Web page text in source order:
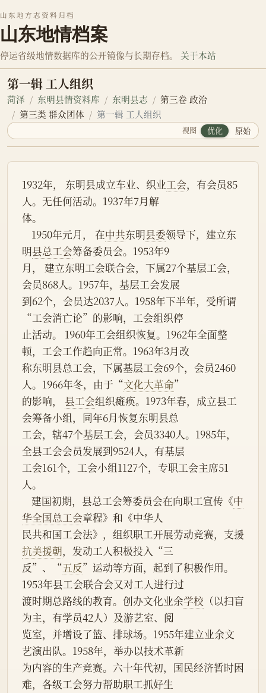
山东地方志资料归档
山东地情档案
停运省级地情数据库的公开镜像与长期存档。 关于本站
第一辑 工人组织
菏泽 东明县情资料库 东明县志
第三卷 政治
第三类 群众团体
第一辑 工人组织
视图 优化 原始
1932年， 东明县成立车业、织业工会，有会员85
人。无任何活动。1937年7月解
体。
    1950年元月， 在
中共东明县委领导下，建立东
明县总工会筹备委员会。1953年9
月， 建立东明工会联合会，下属27个基层工会，
会员868人。1957年，基层工会发展
到62个，会员达2037人。1958年下半年，受所谓
“工会消亡论”的影响，工会组织停
止活动。 1960年工会组织恢复。1962年全面整
顿，工会工作趋向正常。1963年3月改
称东明县总工会，下属基层工会69个，会员2460
人。1966年冬，由于“文化大革命”
的影响， 县工会组织瘫痪。1973年春，成立县工
会筹备小组，同年6月恢复东明县总
工会，辖47个基层工会，会员3340人。1985年，
全县工会会员发展到9524人，有基层
工会161个，工会小组1127个，专职工会主席51
人。
    建国初期，县总工会筹委员会在向职工宣传《
中
华全国总工会章程》和《中华人
民共和国工会法》，组织职工开展劳动竞赛，支援
抗美援朝，发动工人积极投入“三
反”、“五反”运动等方面，起到了积极作用。
1953年县工会联合会又对工人进行过
渡时期总路线的教育。创办文化业余学校 （以扫盲
为主，有学员42人）及游艺室、阅
览室，并增设了篮、排球场。1955年建立业余文
艺演出队。1958年，举办以技术革新
为内容的生产竞赛。六十年代初，国民经济暂时困
难，各级工会努力帮助职工抓好生